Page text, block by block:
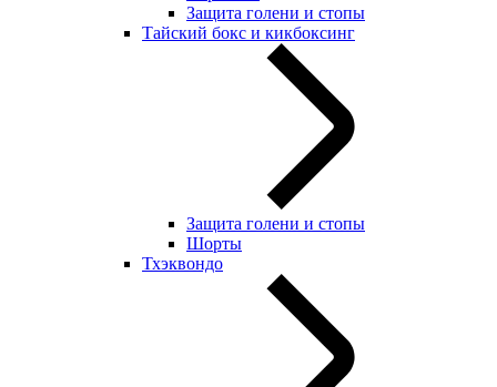
Защита голени и стопы
Тайский бокс и кикбоксинг
Защита голени и стопы
Шорты
Тхэквондо